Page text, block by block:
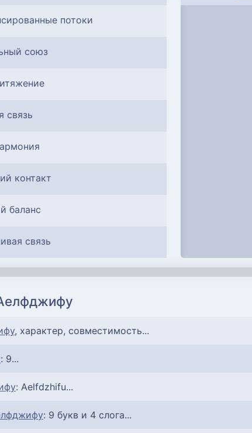
потоки
союз
связь
контакт
баланс
связь
, характер, совместимость...
: 9...
: Aelfdzhifu...
: 9 букв и 4 слога...